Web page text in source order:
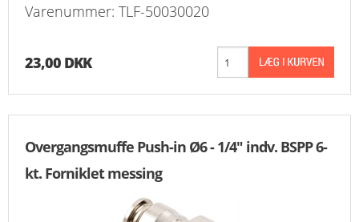
Varenummer: TLF-50030020
23,00 DKK
Overgangsmuffe Push-in Ø6 - 1/4" indv. BSPP 6-
kt. Forniklet messing